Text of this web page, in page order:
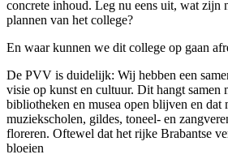
concrete inhoud. Leg nu eens uit, wat zijn
plannen van het college?
En waar kunnen we dit college op gaan
De PVV is duidelijk: Wij hebben een
visie op kunst en cultuur. Dit hangt samen
bibliotheken en musea open blijven en dat
muziekscholen, gildes, toneel- en
floreren. Oftewel dat het rijke Brabantse
bloeien